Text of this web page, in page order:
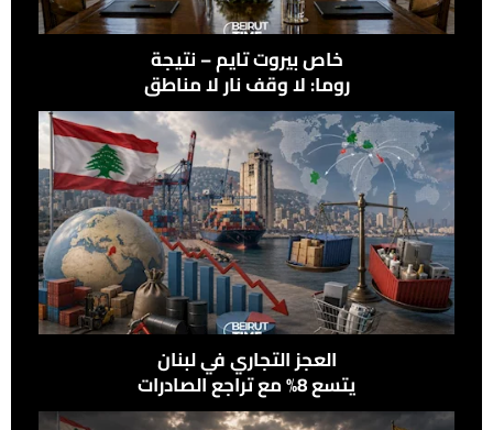
خاص بيروت تايم – نتيجة
روما: لا وقف نار لا مناطق
نموذجيّة ولا انسحاب
العجز التجاري في لبنان
يتسع 8% مع تراجع الصادرات
وإرتفاع الواردات